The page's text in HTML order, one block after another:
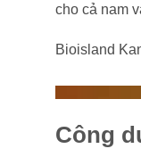
cho cả nam
Bioisland
Công